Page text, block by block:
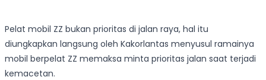
Pelat mobil ZZ bukan prioritas di jalan raya, hal itu
diungkapkan langsung oleh Kakorlantas menyusul ramainya
mobil berpelat ZZ memaksa minta prioritas jalan saat terjadi
kemacetan.